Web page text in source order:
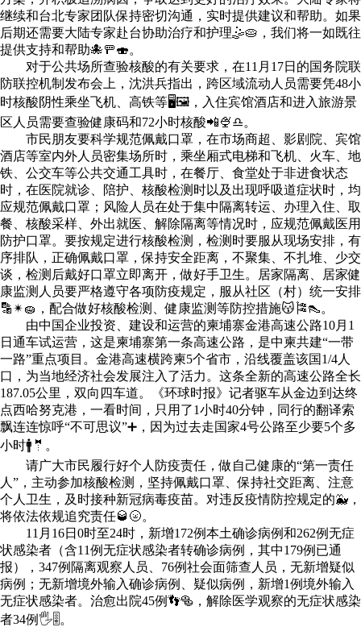
继续和台北专家团队保持密切沟通，实时提供建议和帮助。如果
后期还需要大陆专家赴台协助治疗和护理🤹🥧，我们将一如既往
提供支持和帮助🐙🚥🍣。
对于公共场所查验核酸的有关要求，在11月17日的国务院联
防联控机制发布会上，沈洪兵指出，跨区域流动人员需要凭48小
时核酸阴性乘坐飞机、高铁等🖥🖼，入住宾馆酒店和进入旅游景
区人员需要查验健康码和72小时核酸📲🍨♎。
市民朋友要科学规范佩戴口罩，在市场商超、影剧院、宾馆
酒店等室内外人员密集场所时，乘坐厢式电梯和飞机、火车、地
铁、公交车等公共交通工具时，在餐厅、食堂处于非进食状态
时，在医院就诊、陪护、核酸检测时以及出现呼吸道症状时，均
应规范佩戴口罩；风险人员在处于集中隔离转运、办理入住、取
餐、核酸采样、外出就医、解除隔离等情况时，应规范佩戴医用
防护口罩。要按规定进行核酸检测，检测时要服从现场安排，有
序排队，正确佩戴口罩，保持安全距离，不聚集、不扎堆、少交
谈，检测后戴好口罩立即离开，做好手卫生。居家隔离、居家健
康监测人员要严格遵守各项防疫规定，服从社区（村）统一安排
🔡✴🧽，配合做好核酸检测、健康监测等防控措施😽🎏👠。
由中国企业投资、建设和运营的柬埔寨金港高速公路10月1
日通车试运营，这是柬埔寨第一条高速公路，是中柬共建“一带
一路”重点项目。金港高速横跨柬5个省市，沿线覆盖该国1/4人
口，为当地经济社会发展注入了活力。这条全新的高速公路全长
187.05公里，双向四车道。《环球时报》记者驱车从金边到达终
点西哈努克港，一看时间，只用了1小时40分钟，同行的翻译索
飘连连惊呼“不可思议”➕，因为过去走国家4号公路至少要5个多
小时🚹🤵。
请广大市民履行好个人防疫责任，做自己健康的“第一责任
人”，主动参加核酸检测，坚持佩戴口罩、保持社交距离、注意
个人卫生，及时接种新冠病毒疫苗。对违反疫情防控规定的🐳，
将依法依规追究责任🥃🌝。
11月16日0时至24时，新增172例本土确诊病例和262例无症
状感染者（含11例无症状感染者转确诊病例，其中179例已通
报），347例隔离观察人员、76例社会面筛查人员，无新增疑似
病例；无新增境外输入确诊病例、疑似病例，新增1例境外输入
无症状感染者。治愈出院45例👣🥯，解除医学观察的无症状感染
者34例🖐🎚。